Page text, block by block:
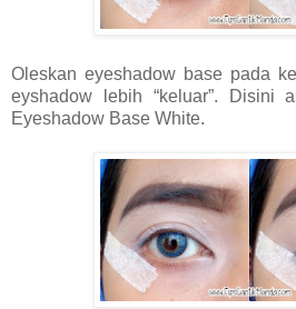
Oleskan eyeshadow base pada
eyshadow lebih “keluar”. Disini
Eyeshadow Base White.